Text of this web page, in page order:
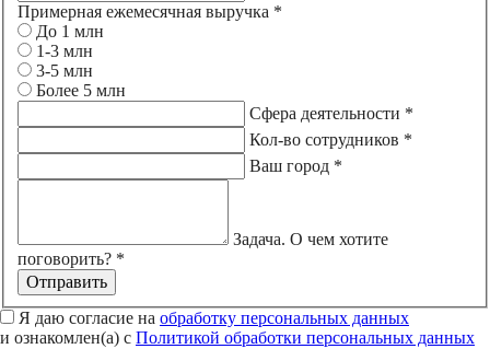
Примерная ежемесячная выручка *
До 1 млн
1-3 млн
3-5 млн
Более 5 млн
Сфера деятельности *
Кол-во сотрудников *
Ваш город *
Задача. О чем хотите
поговорить? *
Отправить
Я даю согласие на обработку персональных данных
и ознакомлен(а) с Политикой обработки персональных данных